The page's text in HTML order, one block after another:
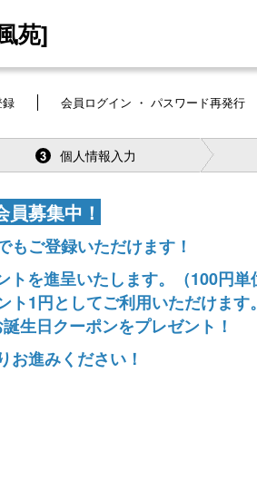
苑]
会員ログイン ・ パスワード再発行
3 個人情報入力
募集中！
ご登録いただけます！
を進呈いたします。（100円単
1円としてご利用いただけます。
生日クーポンをプレゼント！
お進みください！